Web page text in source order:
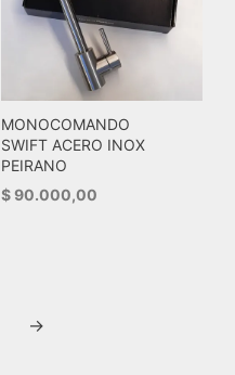
MONOCOMANDO
SWIFT ACERO INOX
PEIRANO
$90.000,00
→